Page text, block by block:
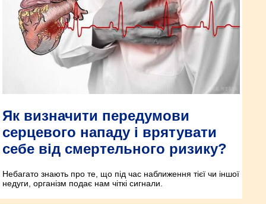
Як визначити передумови
серцевого нападу і врятувати
себе від смертельного ризику?
Небагато знають про те, що під час наближення тієї чи іншої
недуги, організм подає нам чіткі сигнали.